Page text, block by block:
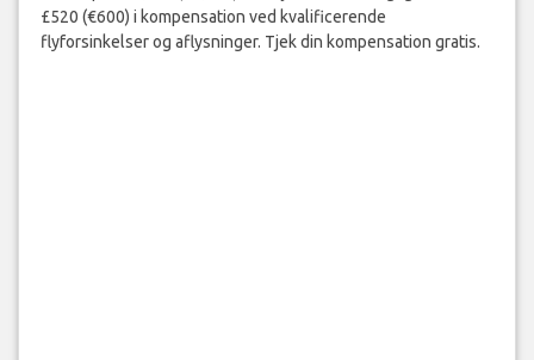
£520 (€600) i kompensation ved kvalificerende
flyforsinkelser og aflysninger. Tjek din kompensation gratis.